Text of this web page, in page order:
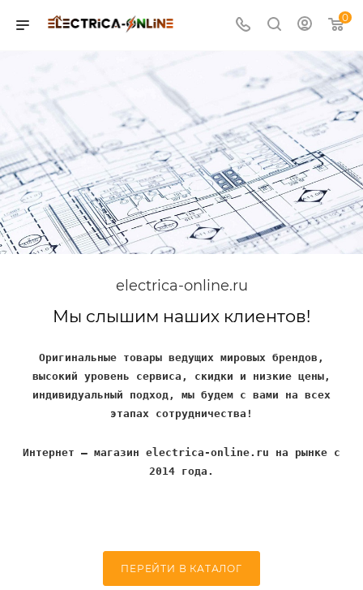
0
electrica-online.ru
Мы слышим наших клиентов!
Оригинальные товары ведущих мировых брендов,
высокий уровень сервиса, скидки и низкие цены,
индивидуальный подход, мы будем с вами на всех
этапах сотрудничества!
Интернет – магазин electrica-online.ru на рынке с
2014 года.
ПЕРЕЙТИ В КАТАЛОГ